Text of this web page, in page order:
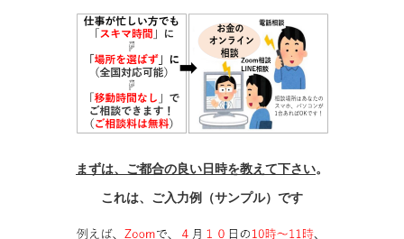
まずは、ご都合の良い日時を教えて下さい。
これは、ご入力例（サンプル）です